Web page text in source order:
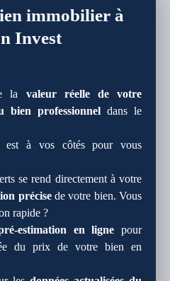
immobilier à
Invest
la valeur réelle de votre
bien professionnel dans le
à vos côtés pour vous
se rend directement à votre
précisede votre bien. Vous
rapide ?
estimation en ligne pour
du prix de votre bien en